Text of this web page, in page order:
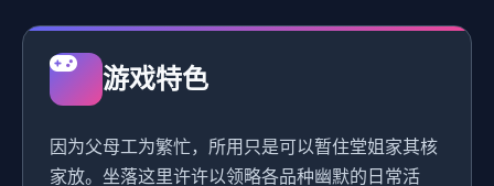
游戏特色
因为父母工为繁忙，所用只是可以暂住堂姐家其核
家放。坐落这里许许以领略各品种幽默的日常活